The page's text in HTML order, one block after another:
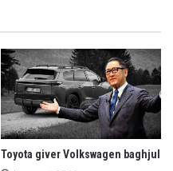
Toyota giver Volkswagen baghjul